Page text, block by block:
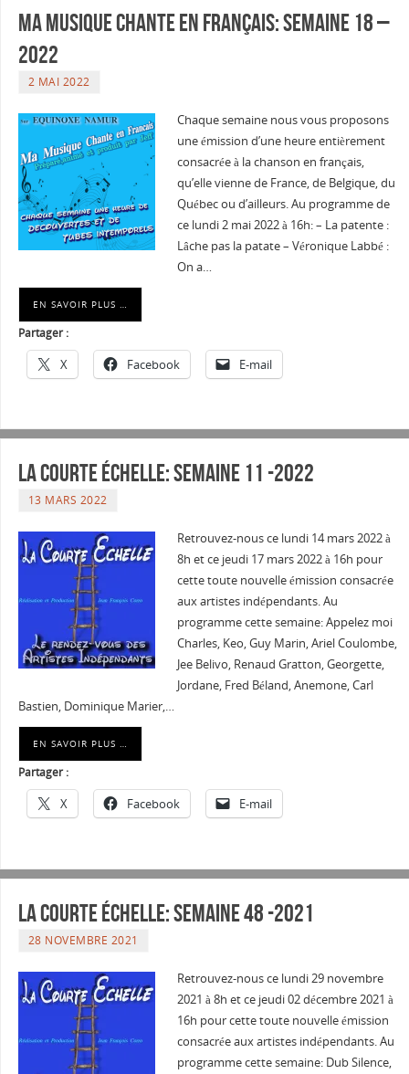
Ma musique chante en Français: Semaine 18 –
2022
2 MAI 2022
Chaque semaine nous vous proposons
une émission d’une heure entièrement
consacrée à la chanson en français,
qu’elle vienne de France, de Belgique, du
Québec ou d’ailleurs. Au programme de
ce lundi 2 mai 2022 à 16h: – La patente :
Lâche pas la patate – Véronique Labbé :
On a…
EN SAVOIR PLUS …
Partager :
X Facebook E-mail
La courte échelle: semaine 11 -2022
13 MARS 2022
Retrouvez-nous ce lundi 14 mars 2022 à
8h et ce jeudi 17 mars 2022 à 16h pour
cette toute nouvelle émission consacrée
aux artistes indépendants. Au
programme cette semaine: Appelez moi
Charles, Keo, Guy Marin, Ariel Coulombe,
Jee Belivo, Renaud Gratton, Georgette,
Jordane, Fred Béland, Anemone, Carl
Bastien, Dominique Marier,…
EN SAVOIR PLUS …
Partager :
X Facebook E-mail
La courte échelle: semaine 48 -2021
28 NOVEMBRE 2021
Retrouvez-nous ce lundi 29 novembre
2021 à 8h et ce jeudi 02 décembre 2021 à
16h pour cette toute nouvelle émission
consacrée aux artistes indépendants. Au
programme cette semaine: Dub Silence,